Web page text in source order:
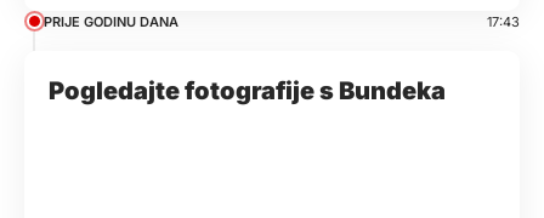
PRIJE GODINU DANA 17:43
Pogledajte fotografije s Bundeka